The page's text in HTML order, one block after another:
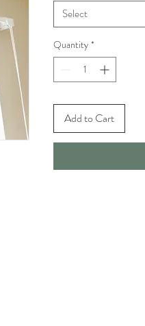
Select
Quantity *
Add to Cart